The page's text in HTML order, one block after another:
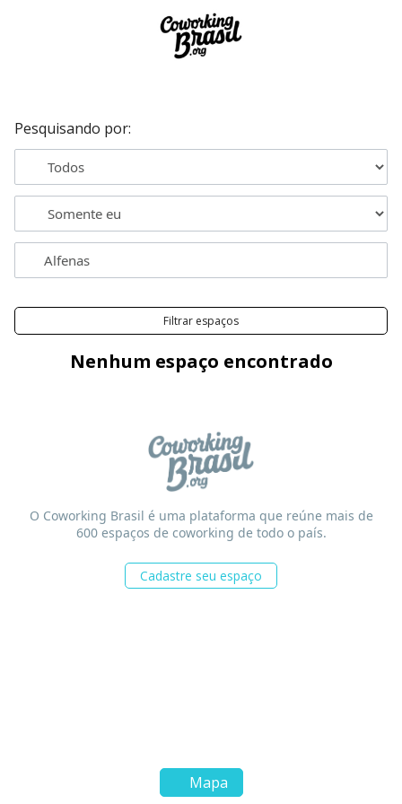
Pesquisando por:
Filtrar espaços
Nenhum espaço encontrado
Mapa
O Coworking Brasil é uma plataforma que reúne mais de
600 espaços de coworking de todo o país.
Cadastre seu espaço